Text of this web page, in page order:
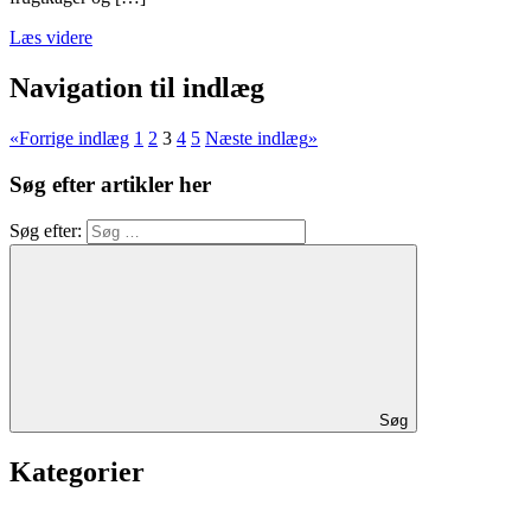
Læs videre
Navigation til indlæg
«Forrige indlæg 1 2 3 4 5 Næste indlæg»
Søg efter artikler her
Søg efter:
Søg
Kategorier